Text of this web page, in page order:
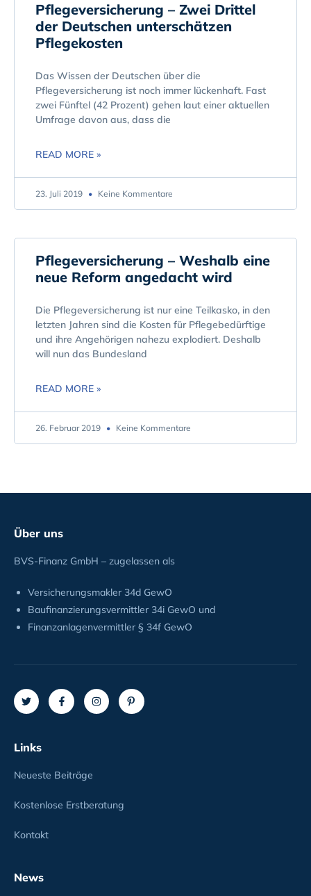
Pflegeversicherung – Zwei Drittel
der Deutschen unterschätzen
Pflegekosten
Das Wissen der Deutschen über die
Pflegeversicherung ist noch immer lückenhaft. Fast
zwei Fünftel (42 Prozent) gehen laut einer aktuellen
Umfrage davon aus, dass die
READ MORE »
23. Juli 2019 Keine Kommentare
Pflegeversicherung – Weshalb eine
neue Reform angedacht wird
Die Pflegeversicherung ist nur eine Teilkasko, in den
letzten Jahren sind die Kosten für Pflegebedürftige
und ihre Angehörigen nahezu explodiert. Deshalb
will nun das Bundesland
READ MORE »
26. Februar 2019 Keine Kommentare
Über uns
BVS-Finanz GmbH – zugelassen als
Versicherungsmakler 34d GewO
Baufinanzierungsvermittler 34i GewO und
Finanzanlagenvermittler § 34f GewO
Links
Neueste Beiträge
Kostenlose Erstberatung
Kontakt
News